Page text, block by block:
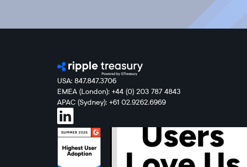
USA: 847.847.3706
EMEA (London): +44 (0) 203 787 4843
APAC (Sydney): +61 02.9262.6969